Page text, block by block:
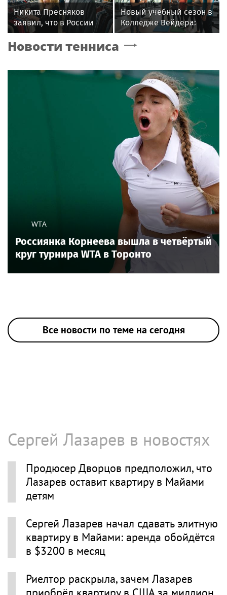
Никита Пресняков
заявил, что в России
его обидели. И
рассорился с братом
Новый учебный сезон в
Колледже Вейдера:
стартовали очные
программы подготовки
индустрии здоровья
Новости тенниса
WTA
Россиянка Корнеева вышла в четвёртый
круг турнира WTA в Торонто
Все новости по теме на сегодня